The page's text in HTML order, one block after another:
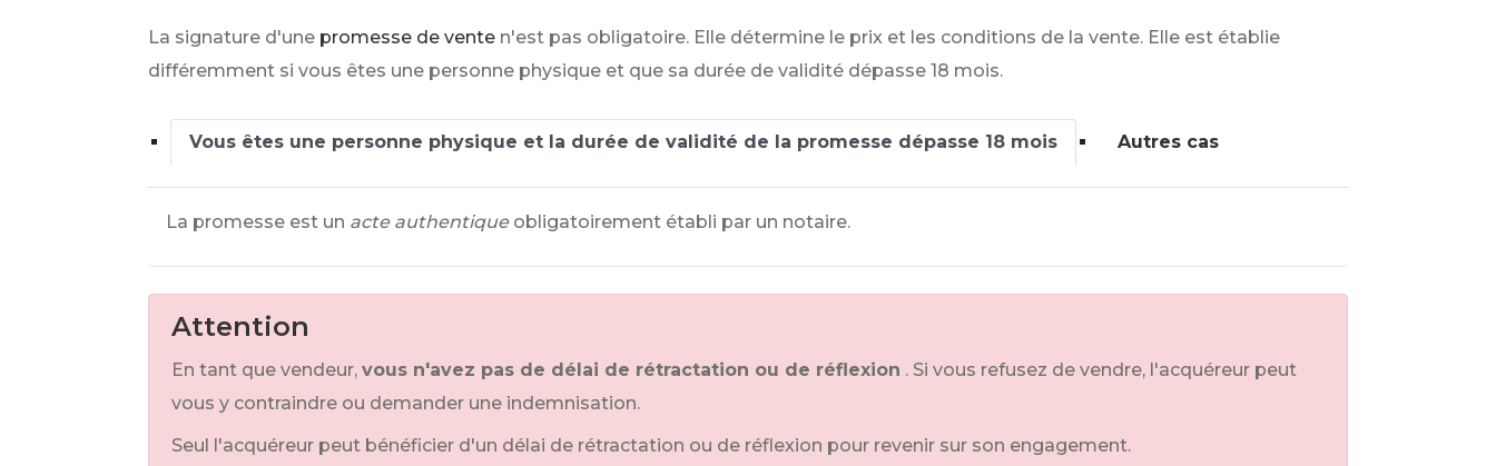
La signature d'une promesse de vente n'est pas obligatoire. Elle détermine le prix et les conditions de la vente. Elle est établie
différemment si vous êtes une personne physique et que sa durée de validité dépasse 18 mois.
Vous êtes une personne physique et la durée de validité de la promesse dépasse 18 mois Autres cas
La promesse est un acte authentique obligatoirement établi par un notaire.
Attention
En tant que vendeur, vous n'avez pas de délai de rétractation ou de réflexion . Si vous refusez de vendre, l'acquéreur peut
vous y contraindre ou demander une indemnisation.
Seul l'acquéreur peut bénéficier d'un délai de rétractation ou de réflexion pour revenir sur son engagement.